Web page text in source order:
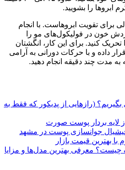
ابروها را بشویید.
برای تقویت ابروهاست. با انجام
خون در فولیکول‌های مو را
کنید. برای این کار، انگشتان
داده و با حرکات دورانی به آرامی
به مدت چند دقیقه انجام دهید.
بگیریم؟ (رازهایی از پدیکور که فقط به
لایه بردار پوست صورت
جوانسازی پوست در مشهد
بهترین قیمت بازار
چیست؟ معرفی بهترین مدل‌ها و مزایا